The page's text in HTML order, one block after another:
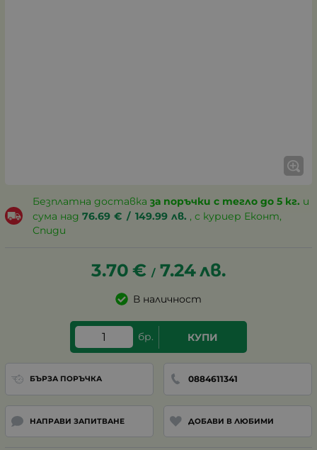
Безплатна доставка за поръчки с тегло до 5 кг. и
сума над 76.69 € / 149.99 лв. , с куриер Еконт,
Спиди
3.70 € / 7.24лв.
В наличност
бр. КУПИ
БЪРЗА ПОРЪЧКА 0884611341
НАПРАВИ ЗАПИТВАНЕ ДОБАВИ В ЛЮБИМИ